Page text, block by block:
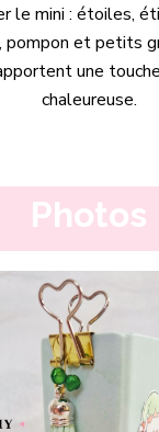
le mini : étoiles,
pompon et petits
une
chaleureuse.
Photos